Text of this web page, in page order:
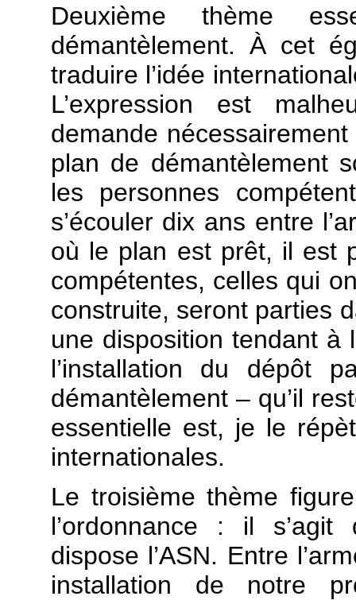
Deuxième thème
démantèlement. À cet
traduire l’idée
L’expression est
demande
plan de démantèlement
les personnes
s’écouler dix ans entre
où le plan est prêt, il est
compétentes, celles qui
construite, seront parties
une disposition tendant à
l’installation du dépôt
démantèlement – qu’il
essentielle est, je le
internationales.
Le troisième thème
l’ordonnance : il
dispose l’ASN. Entre
installation de notre